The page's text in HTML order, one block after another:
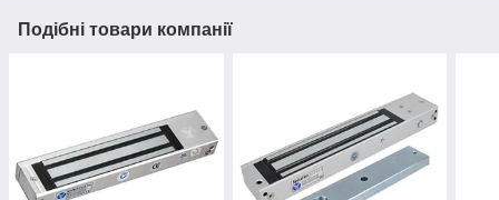
Подібні товари компанії